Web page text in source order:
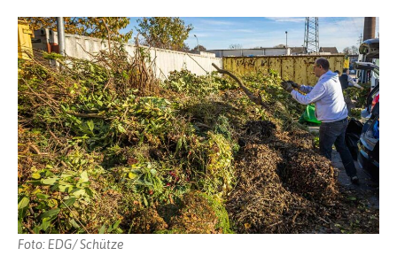
Foto: EDG/ Schütze